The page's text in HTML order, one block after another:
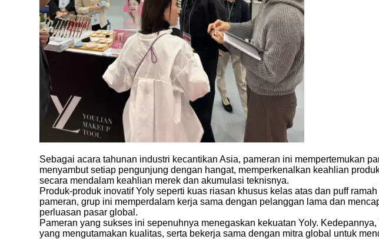
Sebagai acara tahunan industri kecantikan Asia, pameran ini mempertemukan
menyambut setiap pengunjung dengan hangat, memperkenalkan keahlian
secara mendalam keahlian merek dan akumulasi teknisnya.
Produk-produk inovatif Yoly seperti kuas riasan khusus kelas atas dan puff
pameran, grup ini memperdalam kerja sama dengan pelanggan lama dan
perluasan pasar global.
Pameran yang sukses ini sepenuhnya menegaskan kekuatan Yoly.
yang mengutamakan kualitas, serta bekerja sama dengan mitra global untuk